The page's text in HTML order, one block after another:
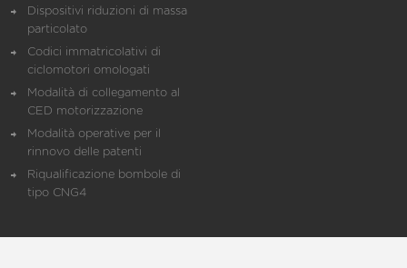
Dispositivi riduzioni di massa
particolato
Codici immatricolativi di
ciclomotori omologati
Modalità di collegamento al
CED motorizzazione
Modalità operative per il
rinnovo delle patenti
Riqualificazione bombole di
tipo CNG4